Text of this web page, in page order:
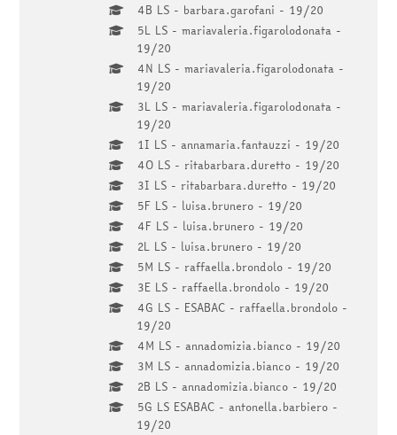
4B LS - barbara.garofani - 19/20
5L LS - mariavaleria.figarolodonata -
19/20
4N LS - mariavaleria.figarolodonata -
19/20
3L LS - mariavaleria.figarolodonata -
19/20
1I LS - annamaria.fantauzzi - 19/20
4O LS - ritabarbara.duretto - 19/20
3I LS - ritabarbara.duretto - 19/20
5F LS - luisa.brunero - 19/20
4F LS - luisa.brunero - 19/20
2L LS - luisa.brunero - 19/20
5M LS - raffaella.brondolo - 19/20
3E LS - raffaella.brondolo - 19/20
4G LS - ESABAC - raffaella.brondolo -
19/20
4M LS - annadomizia.bianco - 19/20
3M LS - annadomizia.bianco - 19/20
2B LS - annadomizia.bianco - 19/20
5G LS ESABAC - antonella.barbiero -
19/20